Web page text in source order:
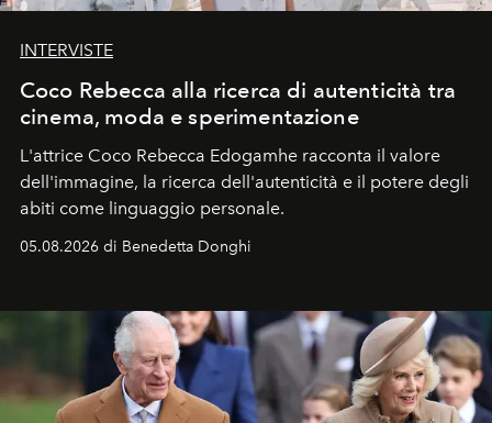
INTERVISTE
Coco Rebecca alla ricerca di autenticità tra
cinema, moda e sperimentazione
L'attrice Coco Rebecca Edogamhe racconta il valore
dell'immagine, la ricerca dell'autenticità e il potere degli
abiti come linguaggio personale.
05.08.2026 di Benedetta Donghi